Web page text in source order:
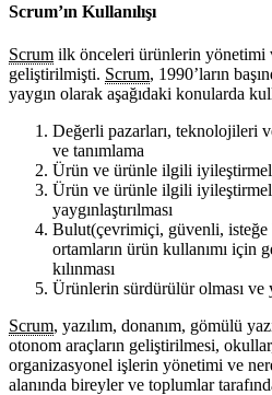
Scrum’ın Kullanılışı
Scrum ilk önceleri ürünlerin yönetimi
geliştirilmişti. Scrum, 1990’ların
yaygın olarak aşağıdaki konularda
Değerli pazarları, teknolojileri
ve tanımlama
Ürün ve ürünle ilgili
Ürün ve ürünle ilgili
yaygınlaştırılması
Bulut(çevrimiçi, güvenli, isteğe
ortamların ürün kullanımı için
kılınması
Ürünlerin sürdürülür olması ve
Scrum, yazılım, donanım, gömülü
otonom araçların geliştirilmesi,
organizasyonel işlerin yönetimi ve
alanında bireyler ve toplumlar